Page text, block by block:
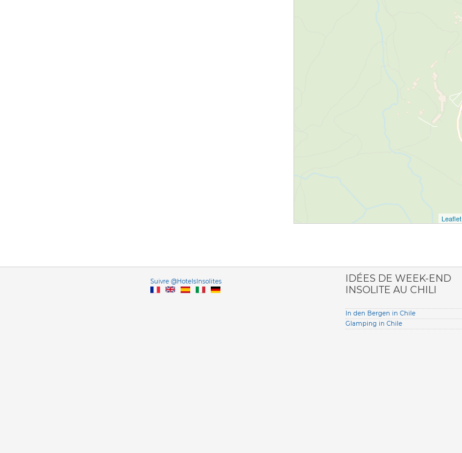
Leaflet
Suivre @HotelsInsolitesVersione italiana
IDÉES DE WEEK-END
INSOLITE AU CHILI
In den Bergen in Chile
Glamping in Chile